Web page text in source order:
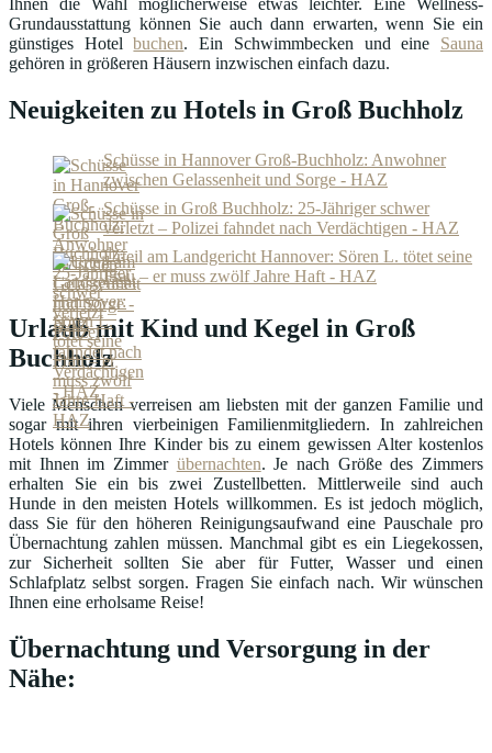
Ihnen die Wahl möglicherweise etwas leichter. Eine Wellness-
Grundausstattung können Sie auch dann erwarten, wenn Sie ein
günstiges Hotelbuchen. Ein Schwimmbecken und eine Sauna
gehören in größeren Häusern inzwischen einfach dazu.
Neuigkeiten zu Hotels in Groß Buchholz
Schüsse in Hannover Groß-Buchholz: Anwohner
zwischen Gelassenheit und Sorge - HAZ
Schüsse in Groß Buchholz: 25-Jähriger schwer
verletzt – Polizei fahndet nach Verdächtigen - HAZ
Urteil am Landgericht Hannover: Sören L. tötet seine
Frau – er muss zwölf Jahre Haft - HAZ
Urlaub mit Kind und Kegel in Groß
Buchholz
Viele Menschen verreisen am liebsten mit der ganzen Familie und
sogar mit ihren vierbeinigen Familienmitgliedern. In zahlreichen
Hotels können Ihre Kinder bis zu einem gewissen Alter kostenlos
mit Ihnen im Zimmer übernachten. Je nach Größe des Zimmers
erhalten Sie ein bis zwei Zustellbetten. Mittlerweile sind auch
Hunde in den meisten Hotels willkommen. Es ist jedoch möglich,
dass Sie für den höheren Reinigungsaufwand eine Pauschale pro
Übernachtung zahlen müssen. Manchmal gibt es ein Liegekossen,
zur Sicherheit sollten Sie aber für Futter, Wasser und einen
Schlafplatz selbst sorgen. Fragen Sie einfach nach. Wir wünschen
Ihnen eine erholsame Reise!
Übernachtung und Versorgung in der
Nähe: